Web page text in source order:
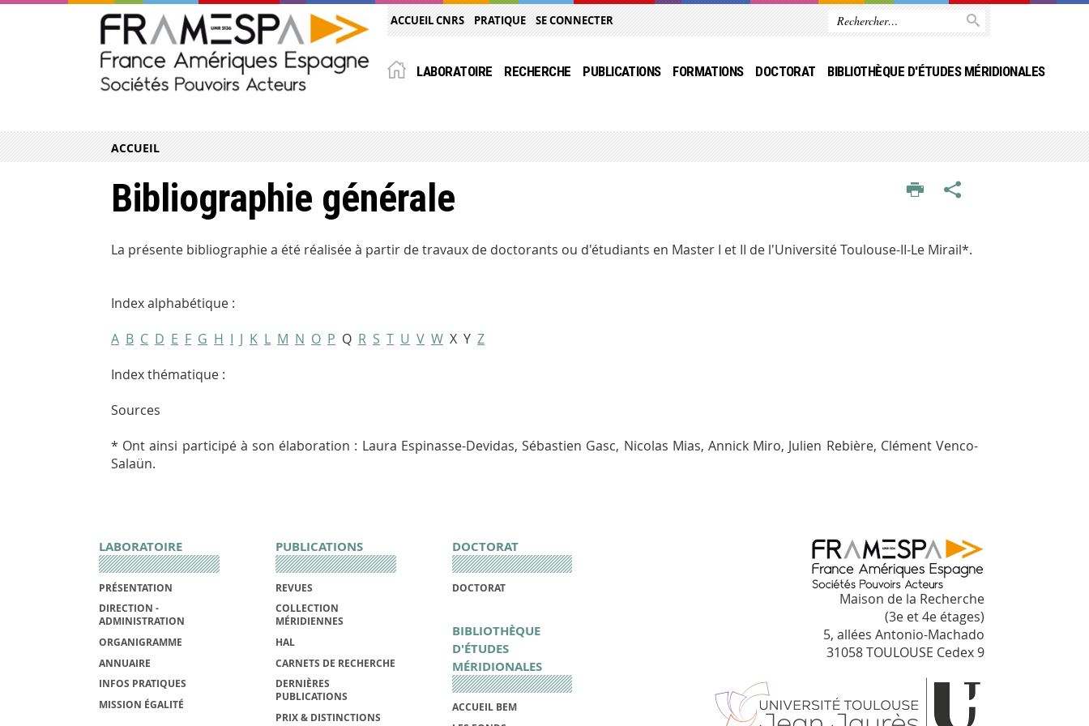
ACCUEIL CNRS PRATIQUE SE CONNECTER
LABORATOIRE RECHERCHE PUBLICATIONS FORMATIONS DOCTORAT BIBLIOTHÈQUE D'ÉTUDES MÉRIDIONALES
ACCUEIL
Bibliographie générale
La présente bibliographie a été réalisée à partir de travaux de doctorants ou d'étudiants en Master I et II de l'Université Toulouse-II-Le Mirail*.
Index alphabétique :
A B C D E F G H I J K L M N O P Q R S T U V W X Y Z
Index thématique :
Sources
* Ont ainsi participé à son élaboration : Laura Espinasse-Devidas, Sébastien Gasc, Nicolas Mias, Annick Miro, Julien Rebière, Clément Venco-
Salaün.
LABORATOIRE
PRÉSENTATION
DIRECTION -
ADMINISTRATION
ORGANIGRAMME
ANNUAIRE
INFOS PRATIQUES
MISSION ÉGALITÉ
PUBLICATIONS
REVUES
COLLECTION
MÉRIDIENNES
HAL
CARNETS DE RECHERCHE
DERNIÈRES
PUBLICATIONS
PRIX & DISTINCTIONS
DOCTORAT
DOCTORAT
BIBLIOTHÈQUE
D'ÉTUDES
MÉRIDIONALES
ACCUEIL BEM
Maison de la Recherche
(3e et 4e étages)
5, allées Antonio-Machado
31058 TOULOUSE Cedex 9